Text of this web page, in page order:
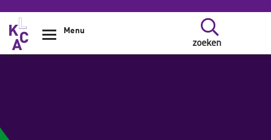
Overslaan en naar de inhoud gaan
zoeken
Menu